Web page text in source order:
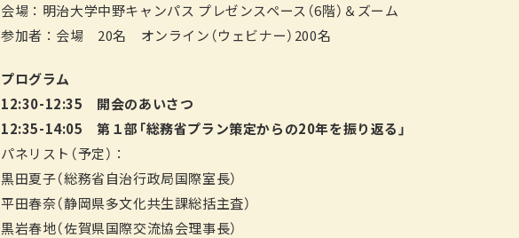
会場：明治大学中野キャンパス プレゼンスペース（6階）＆ズーム
参加者：会場 20名 オンライン（ウェビナー）200名
プログラム
12:30-12:35 開会のあいさつ
12:35-14:05 第１部「総務省プラン策定からの20年を振り返る」
パネリスト（予定）：
黒田夏子（総務省自治行政局国際室長）
平田春奈（静岡県多文化共生課総括主査）
黒岩春地（佐賀県国際交流協会理事長）